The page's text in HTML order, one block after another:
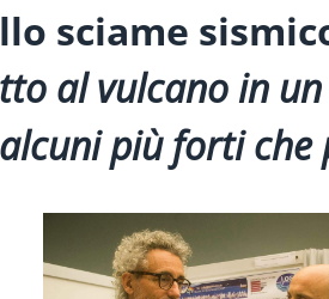
sciame
al vulcano in
più forti